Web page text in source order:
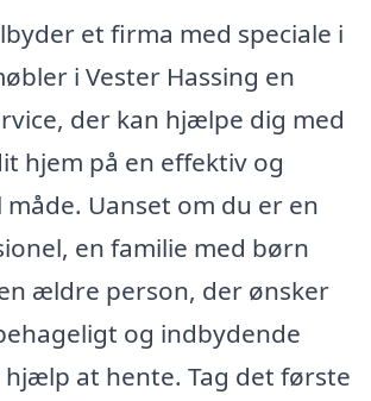
et firma med speciale i
i Vester Hassing en
der kan hjælpe dig med
hjem på en effektiv og
Uanset om du er en
en familie med børn
ældre person, der ønsker
og indbydende
at hente. Tag det første